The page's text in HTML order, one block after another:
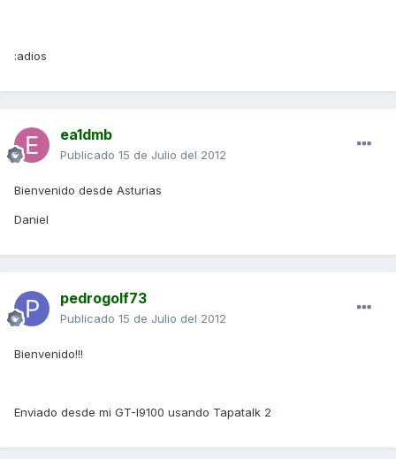
:adios
ea1dmb
Publicado 15 de Julio del 2012
Bienvenido desde Asturias
Daniel
pedrogolf73
Publicado 15 de Julio del 2012
Bienvenido!!!
Enviado desde mi GT-I9100 usando Tapatalk 2